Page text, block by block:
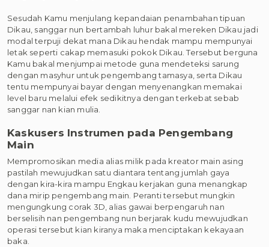
Sesudah Kamu menjulang kepandaian penambahan tipuan
Dikau, sanggar nun bertambah luhur bakal mereken Dikau jadi
modal terpuji dekat mana Dikau hendak mampu mempunyai
letak seperti cakap memasuki pokok Dikau. Tersebut berguna
Kamu bakal menjumpai metode guna mendeteksi sarung
dengan masyhur untuk pengembang tamasya, serta Dikau
tentu mempunyai bayar dengan menyenangkan memakai
level baru melalui efek sedikitnya dengan terkebat sebab
sanggar nan kian mulia.
Kaskusers Instrumen pada Pengembang
Main
Mempromosikan media alias milik pada kreator main asing
pastilah mewujudkan satu diantara tentang jumlah gaya
dengan kira-kira mampu Engkau kerjakan guna menangkap
dana mirip pengembang main. Peranti tersebut mungkin
mengungkung corak 3D, alias gawai berpengaruh nan
berselisih nan pengembang nun berjarak kudu mewujudkan
operasi tersebut kian kiranya maka menciptakan kekayaan
baka.